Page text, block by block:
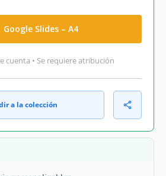
Google Slides – A4
cuenta • Se requiere atribución
a la colección